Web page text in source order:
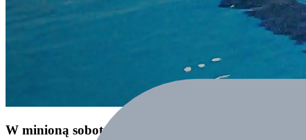
W minioną sobotę 05 października odbył się